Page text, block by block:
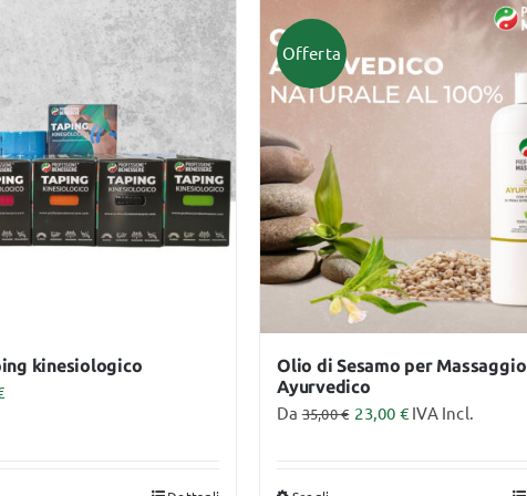
più
varianti.
Le
possono
essere
scelte
nella
pagina
del
kinesiologico
Offerta
Olio di Sesamo per Massaggio
Ayurvedico
Da35,00€ 23,00 €IVA Incl.